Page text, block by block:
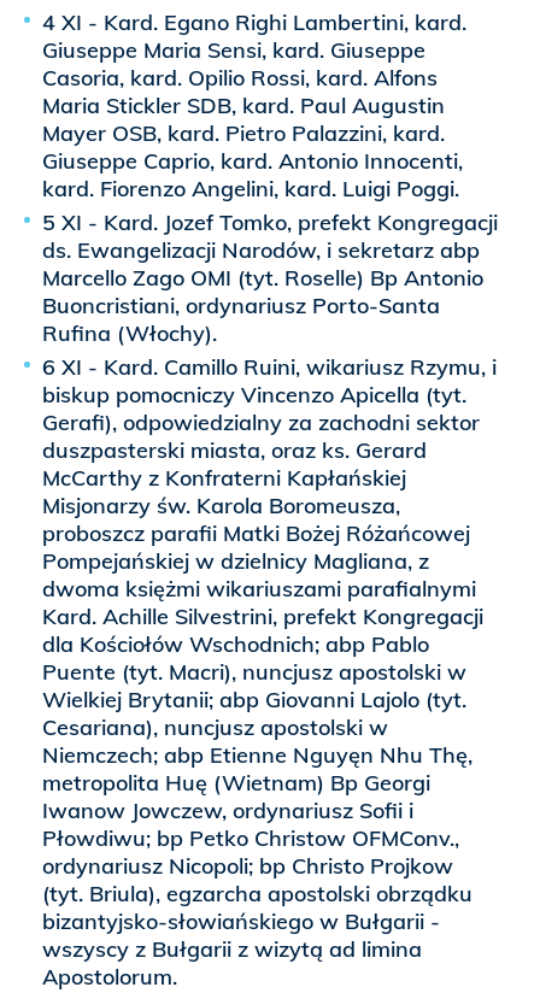
4 XI - Kard. Egano Righi Lambertini, kard.
Giuseppe Maria Sensi, kard. Giuseppe
Casoria, kard. Opilio Rossi, kard. Alfons
Maria Stickler SDB, kard. Paul Augustin
Mayer OSB, kard. Pietro Palazzini, kard.
Giuseppe Caprio, kard. Antonio Innocenti,
kard. Fiorenzo Angelini, kard. Luigi Poggi.
5 XI - Kard. Jozef Tomko, prefekt Kongregacji
ds. Ewangelizacji Narodów, i sekretarz abp
Marcello Zago OMI (tyt. Roselle) Bp Antonio
Buoncristiani, ordynariusz Porto-Santa
Rufina (Włochy).
6 XI - Kard. Camillo Ruini, wikariusz Rzymu, i
biskup pomocniczy Vincenzo Apicella (tyt.
Gerafi), odpowiedzialny za zachodni sektor
duszpasterski miasta, oraz ks. Gerard
McCarthy z Konfraterni Kapłańskiej
Misjonarzy św. Karola Boromeusza,
proboszcz parafii Matki Bożej Różańcowej
Pompejańskiej w dzielnicy Magliana, z
dwoma księżmi wikariuszami parafialnymi
Kard. Achille Silvestrini, prefekt Kongregacji
dla Kościołów Wschodnich; abp Pablo
Puente (tyt. Macri), nuncjusz apostolski w
Wielkiej Brytanii; abp Giovanni Lajolo (tyt.
Cesariana), nuncjusz apostolski w
Niemczech; abp Etienne Nguyęn Nhu Thę,
metropolita Huę (Wietnam) Bp Georgi
Iwanow Jowczew, ordynariusz Sofii i
Płowdiwu; bp Petko Christow OFMConv.,
ordynariusz Nicopoli; bp Christo Projkow
(tyt. Briula), egzarcha apostolski obrządku
bizantyjsko-słowiańskiego w Bułgarii -
wszyscy z Bułgarii z wizytą ad limina
Apostolorum.